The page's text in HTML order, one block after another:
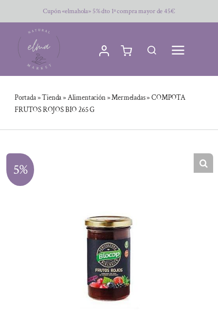
al
contenido
Cupón «elmahola» 5% dto 1ª compra mayor de 45€
Portada»Tienda»Alimentación»Mermeladas»COMPOTA
FRUTOS ROJOS BIO 265 G
5%